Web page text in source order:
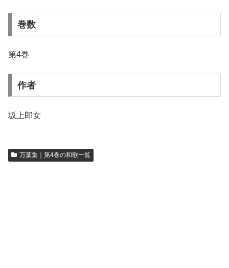
巻数
第4巻
作者
坂上郎女
万葉集｜第4巻の和歌一覧